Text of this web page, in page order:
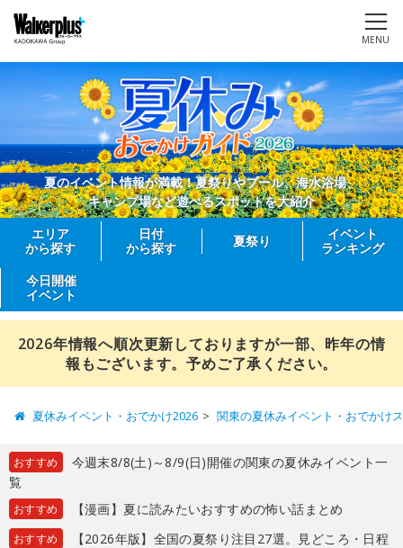
MENU
夏のイベント情報が満載！夏祭りやプール、海水浴場、
キャンプ場など遊べるスポットを大紹介
エリア
から探す
日付
から探す
夏祭り
イベント
ランキング
今日開催
イベント
2026年情報へ順次更新しておりますが一部、昨年の情
報もございます。予めご了承ください。
夏休みイベント・おでかけ2026 関東の夏休みイベント・おでかけ
おすすめ
今週末8/8(土)～8/9(日)開催の関東の夏休みイベント一
覧
おすすめ 【漫画】夏に読みたいおすすめの怖い話まとめ
おすすめ
【2026年版】全国の夏祭り注目27選。見どころ・日程